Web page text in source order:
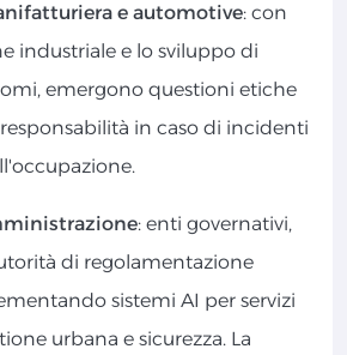
e automotive: con
industriale e lo sviluppo di
emergono questioni etiche
responsabilità in caso di incidenti
: enti governativi,
di regolamentazione
sistemi AI per servizi
urbana e sicurezza. La